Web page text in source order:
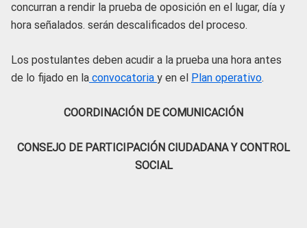
concurran a rendir la prueba de oposición en el lugar, día y
hora señalados. serán descalificados del proceso.
Los postulantes deben acudir a la prueba una hora antes
de lo fijado en la convocatoria y en el Plan operativo.
COORDINACIÓN DE COMUNICACIÓN
CONSEJO DE PARTICIPACIÓN CIUDADANA Y CONTROL
SOCIAL